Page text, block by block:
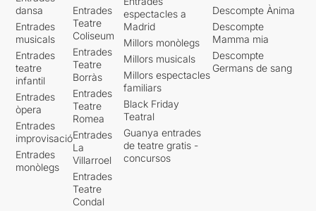
dansa
Entrades
musicals
Entrades
teatre
infantil
Entrades
òpera
Entrades
improvisació
Entrades
monòlegs
Entrades
Teatre
Coliseum
Entrades
Teatre
Borràs
Entrades
Teatre
Romea
Entrades
La
Villarroel
Entrades
Teatre
Condal
espectacles a
Madrid
Millors monòlegs
Millors musicals
Millors espectacles
familiars
Black Friday
Teatral
Guanya entrades
de teatre gratis -
concursos
Descompte Ànima
Descompte
Mamma mia
Descompte
Germans de sang